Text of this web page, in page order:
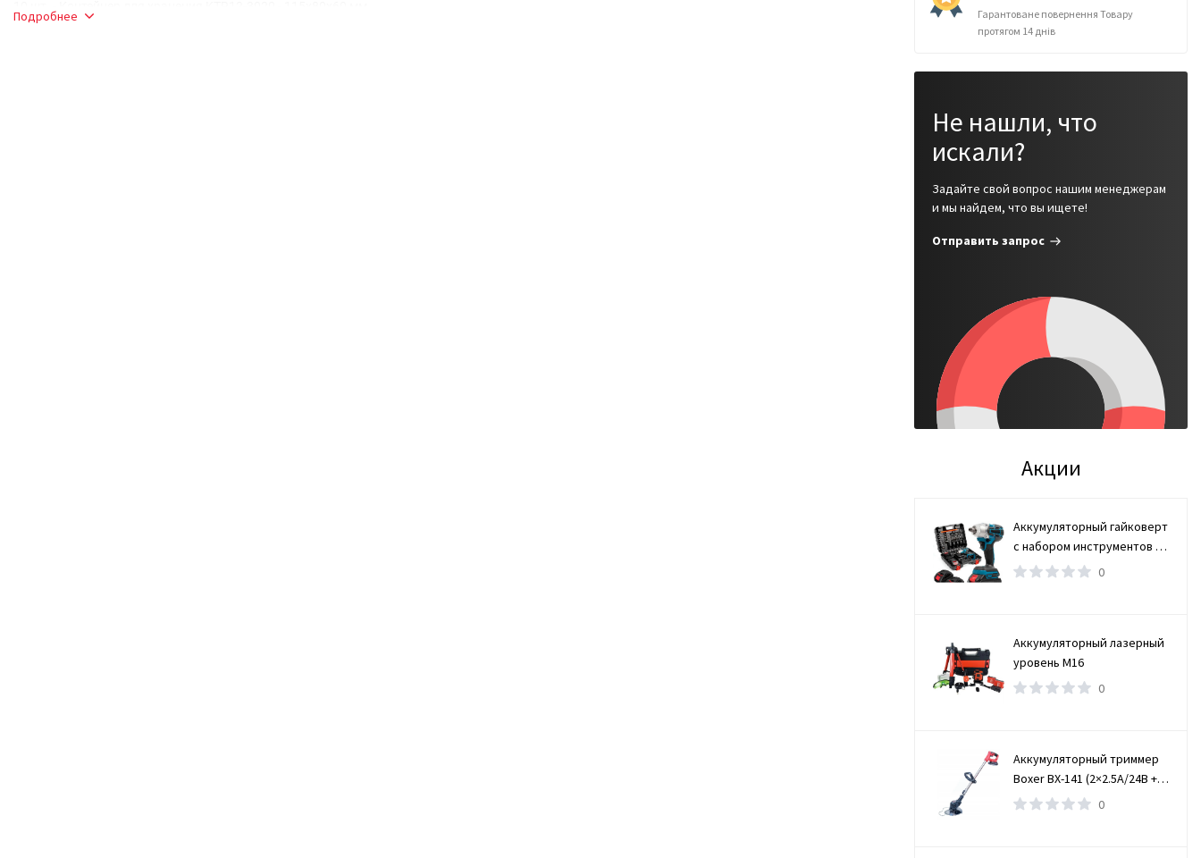
Подробнее
Гарантоване повернення Товару
протягом 14 днів
Не нашли, что
искали?
Задайте свой вопрос нашим менеджерам
и мы найдем, что вы ищете!
Отправить запрос
Акции
Аккумуляторный гайковерт
с набором инструментов /
Бесщеточный гайковерт 2
0
Аккумуляторный лазерный
уровень M16
0
Аккумуляторный триммер
Boxer BX-141 (2×2.5А/24В +
ЗУ)
0